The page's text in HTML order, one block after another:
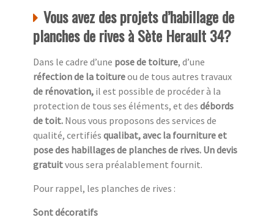
Vous avez des projets d’habillage de
planches de rives à Sète Herault 34?
Dans le cadre d’une pose de toiture, d’une
réfection de la toitureou de tous autres travaux
de rénovation, il est possible de procéder à la
protection de tous ses éléments, et des débords
de toit. Nous vous proposons des services de
qualité, certifiés qualibat, avec la fourniture et
pose des habillages de planches de rives. Un devis
gratuitvous sera préalablement fournit.
Pour rappel, les planches de rives :
Sont décoratifs